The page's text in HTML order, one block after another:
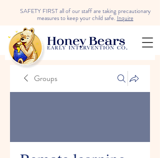
SAFETY FIRST all of our staff are taking precautionary
measures to keep your child safe.Inquire
Groups